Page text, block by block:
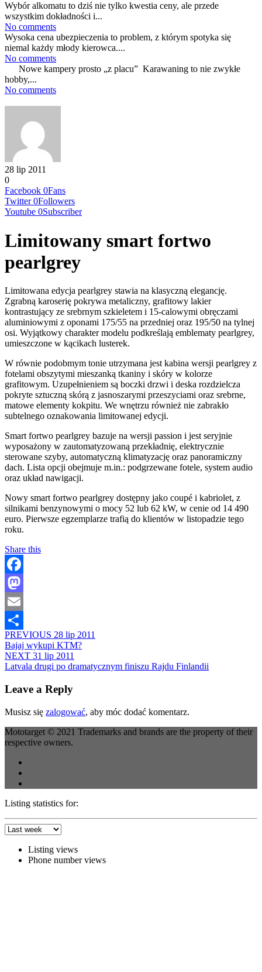
Wybór alkomatu to dziś nie tylko kwestia ceny, ale przede
wszystkim dokładności i...
No comments
Wysoka cena ubezpieczenia to problem, z którym spotyka się
niemal każdy młody kierowca....
No comments
Nowe kampery prosto „z placu” Karawaning to nie zwykłe
hobby,...
No comments
28 lip 2011
0
Facebook 0Fans
Twitter 0Followers
Youtube 0Subscriber
Limitowany smart fortwo
pearlgrey
Limitowana edycja pearlgrey stawia na klasyczną elegancję.
Zgrabną karoserię pokrywa metaliczny, grafitowy lakier
kontrastujący ze srebrnym szkieletem i 15-calowymi obręczami
aluminiowymi z oponami 175/55 na przedniej oraz 195/50 na tylnej
osi. Wyjątkowy charakter modelu podkreślają emblematy pearlgrey,
umieszczone w kącikach lusterek.
W równie podobmym tonie utrzymana jest kabina wersji pearlgrey z
fotelami obszytymi mieszanką tkaniny i skóry w kolorze
grafitowym. Uzupełnieniem są boczki drzwi i deska rozdzielcza
pokryte sztuczną skórą z jasnoszarymi przeszyciami oraz srebrne,
matowe elementy kokpitu. We wnętrzu również nie zabrakło
subtelnego oznakowania limitowanej edycji.
Smart fortwo pearlgrey bazuje na wersji passion i jest seryjnie
wyposażony w zautomatyzowaną przekładnię, elektrycznie
sterowane szyby, automatyczną klimatyzację oraz panoramiczny
dach. Lista opcji obejmuje m.in.: podgrzewane fotele, system audio
oraz układ nawigacji.
Nowy smart fortwo pearlgrey dostępny jako coupé i kabriolet, z
silnikami benzynowymi o mocy 52 lub 62 kW, w cenie od 14 490
euro. Pierwsze egzemplarze trafią do klientów w listopadzie tego
roku.
Share this
Facebook
Mastodon
Email
Share
PREVIOUS 28 lip 2011
Bajaj wykupi KTM?
NEXT 31 lip 2011
Latvala drugi po dramatycznym finiszu Rajdu Finlandii
Leave a Reply
Musisz się zalogować, aby móc dodać komentarz.
Mototarget © 2021 Trademarks and brands are the property of their
respective owners.
Listing statistics for:
Listing views
Phone number views